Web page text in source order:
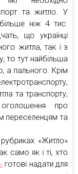
та житло. У
ніж 4 тис.
що українці
житла, так і з
то тут найбільша
а пального. Крім
та транспорту,
про
переселенцям та
«Житло»
само як і ті, хто
готові надати для